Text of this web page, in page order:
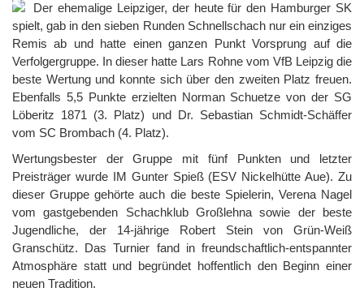
Der ehemalige Leipziger, der heute für den Hamburger SK
spielt, gab in den sieben Runden Schnellschach nur ein einziges
Remis ab und hatte einen ganzen Punkt Vorsprung auf die
Verfolgergruppe. In dieser hatte Lars Rohne vom VfB Leipzig die
beste Wertung und konnte sich über den zweiten Platz freuen.
Ebenfalls 5,5 Punkte erzielten Norman Schuetze von der SG
Löberitz 1871 (3. Platz) und Dr. Sebastian Schmidt-Schäffer
vom SC Brombach (4. Platz).
Wertungsbester der Gruppe mit fünf Punkten und letzter
Preisträger wurde IM Gunter Spieß (ESV Nickelhütte Aue). Zu
dieser Gruppe gehörte auch die beste Spielerin, Verena Nagel
vom gastgebenden Schachklub Großlehna sowie der beste
Jugendliche, der 14-jährige Robert Stein von Grün-Weiß
Granschütz. Das Turnier fand in freundschaftlich-entspannter
Atmosphäre statt und begründet hoffentlich den Beginn einer
neuen Tradition.